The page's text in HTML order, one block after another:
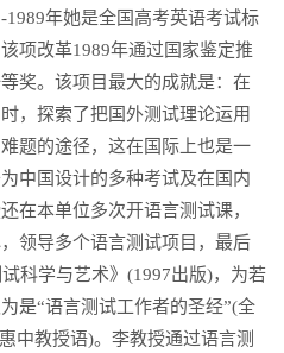
1989年她是全国高考英语考试标
项改革1989年通过国家鉴定推
奖。该项目最大的成就是：在
，探索了把国外测试理论运用
题的途径，这在国际上也是一
中国设计的多种考试及在国内
在本单位多次开语言测试课，
领导多个语言测试项目，最后
科学与艺术》(1997出版)，为若
是“语言测试工作者的圣经”(全
中教授语)。李教授通过语言测